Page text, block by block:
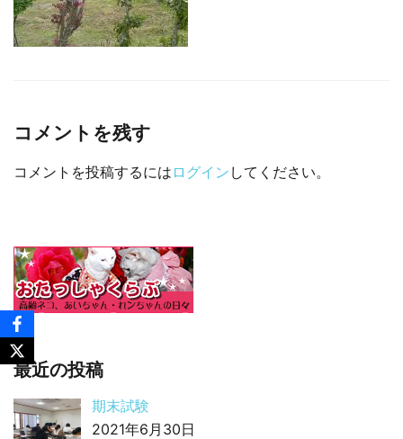
コメントを残す
コメントを投稿するには ログイン してください。
最近の投稿
期末試験
2021年6月30日